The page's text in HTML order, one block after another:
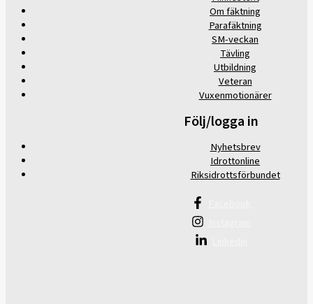
Om fäktning
Parafäktning
SM-veckan
Tävling
Utbildning
Veteran
Vuxenmotionärer
Följ/logga in
Nyhetsbrev
Idrottonline
Riksidrottsförbundet